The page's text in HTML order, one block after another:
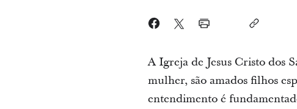
A Igreja de Jesus Cristo dos
mulher, são amados filhos
entendimento é